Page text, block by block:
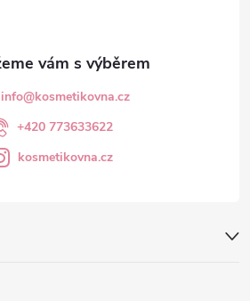
info@kosmetikovna.cz
+420 773633622
kosmetikovna.cz